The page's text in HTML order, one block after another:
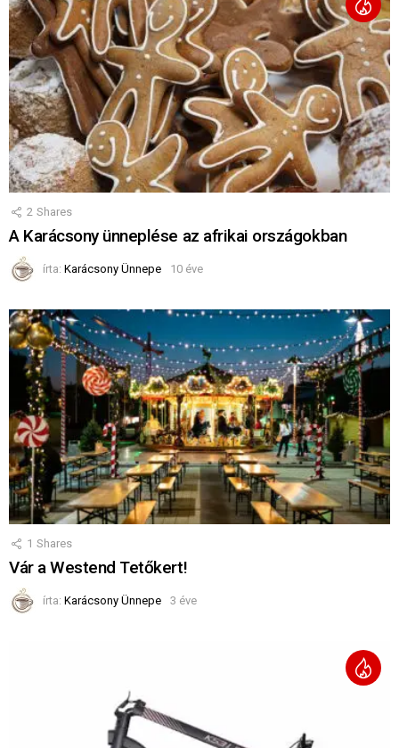
2 Shares
A Karácsony ünneplése az afrikai országokban
írta: Karácsony Ünnepe 10 éve
1 Shares
Vár a Westend Tetőkert!
írta: Karácsony Ünnepe 3 éve